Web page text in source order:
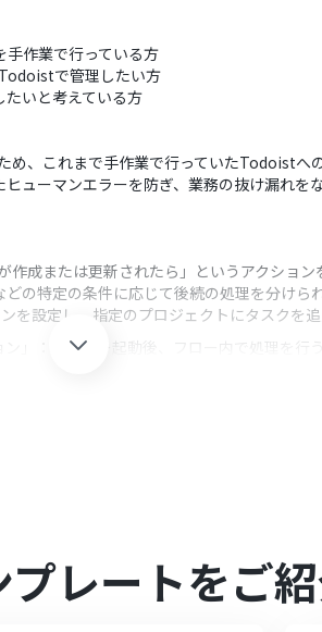
作業で行っている方
で管理したい方
いと考えている方
、これまで手作業で行っていたTodoistへ
ューマンエラーを防ぎ、業務の抜け漏れを
成または更新されたら」というアクション
の特定の条件に応じて後続の処理を分けら
を設定し、指定のプロジェクトにタスクを
」：トリガー起動後、フロー内で処理を行
きます。
ン）となっております。フリープランの
レートをご